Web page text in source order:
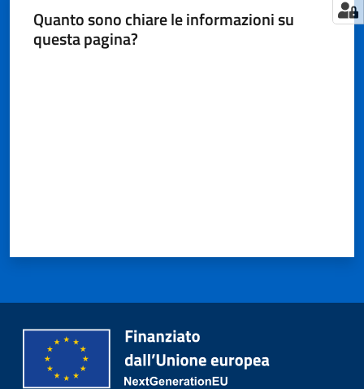
Quanto sono chiare le informazioni su
questa pagina?